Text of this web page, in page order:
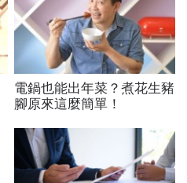
電鍋也能出年菜？煮花生豬
腳原來這麼簡單！